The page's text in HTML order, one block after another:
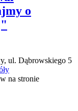
o
ul. Dąbrowskiego 5
na stronie